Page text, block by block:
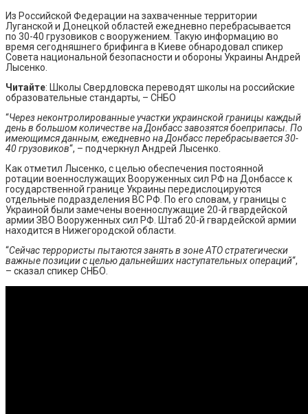
Из Российской Федерации на захваченные территории
Луганской и Донецкой областей ежедневно перебрасывается
по 30-40 грузовиков с вооружением. Такую информацию во
время сегодняшнего брифинга в Киеве обнародовал спикер
Совета национальной безопасности и обороны Украины Андрей
Лысенко.
Читайте: Школы Свердловска переводят школы на российские
образовательные стандарты, – СНБО
“Через неконтролированные участки украинской границы каждый
день в большом количестве на Донбасс завозятся боеприпасы. По
имеющимся данным, ежедневно на Донбасс перебрасывается 30-
40 грузовиков“, – подчеркнул Андрей Лысенко.
Как отметил Лысенко, с целью обеспечения постоянной
ротации военнослужащих Вооруженных сил РФ на Донбассе к
государственной границе Украины передислоцируются
отдельные подразделения ВС РФ. По его словам, у границы с
Украиной были замечены военнослужащие 20-й гвардейской
армии ЗВО Вооруженных сил РФ. Штаб 20-й гвардейской армии
находится в Нижегородской области.
“Сейчас террористы пытаются занять в зоне АТО стратегически
важные позиции с целью дальнейших наступательных операций“,
– сказал спикер СНБО.